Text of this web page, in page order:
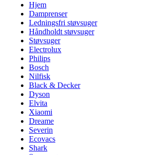
Hjem
Damprenser
Ledningsfri støvsuger
Håndholdt støvsuger
Støvsuger
Electrolux
Philips
Bosch
Nilfisk
Black & Decker
Dyson
Elvita
Xiaomi
Dreame
Severin
Ecovacs
Shark